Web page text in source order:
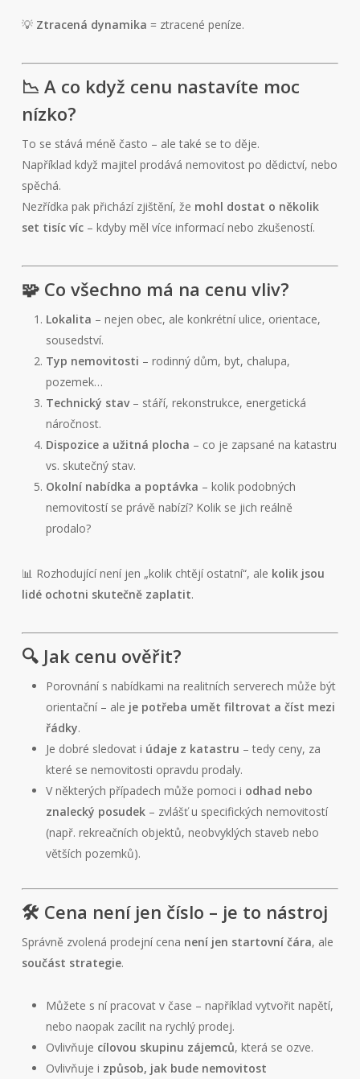
💡 Ztracená dynamika = ztracené peníze.
📉 A co když cenu nastavíte moc
nízko?
To se stává méně často – ale také se to děje.
Například když majitel prodává nemovitost po dědictví, nebo
spěchá.
Nezřídka pak přichází zjištění, že mohl dostat o několik
set tisíc víc– kdyby měl více informací nebo zkušeností.
🧩 Co všechno má na cenu vliv?
Lokalita – nejen obec, ale konkrétní ulice, orientace,
sousedství.
Typ nemovitosti – rodinný dům, byt, chalupa,
pozemek…
Technický stav– stáří, rekonstrukce, energetická
náročnost.
Dispozice a užitná plocha – co je zapsané na katastru
vs. skutečný stav.
Okolní nabídka a poptávka – kolik podobných
nemovitostí se právě nabízí? Kolik se jich reálně
prodalo?
📊 Rozhodující není jen „kolik chtějí ostatní“, ale kolik jsou
lidé ochotni skutečně zaplatit.
🔍 Jak cenu ověřit?
Porovnání s nabídkami na realitních serverech může být
orientační – ale je potřeba umět filtrovat a číst mezi
řádky.
Je dobré sledovat i údaje z katastru – tedy ceny, za
které se nemovitosti opravdu prodaly.
V některých případech může pomoci i odhad nebo
znalecký posudek– zvlášť u specifických nemovitostí
(např. rekreačních objektů, neobvyklých staveb nebo
větších pozemků).
🛠️ Cena není jen číslo – je to nástroj
Správně zvolená prodejní cena není jen startovní čára, ale
součást strategie.
Můžete s ní pracovat v čase – například vytvořit napětí,
nebo naopak zacílit na rychlý prodej.
Ovlivňuje cílovou skupinu zájemců, která se ozve.
Ovlivňuje i způsob, jak bude nemovitost